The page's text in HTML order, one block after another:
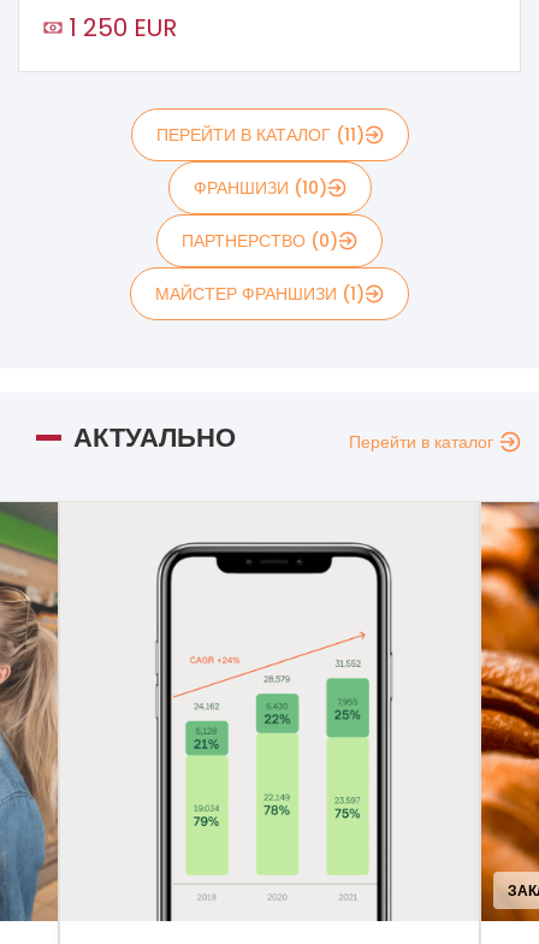
1 250 EUR
ПЕРЕЙТИ В КАТАЛОГ (11)
ФРАНШИЗИ (10)
ПАРТНЕРСТВО (0)
МАЙСТЕР ФРАНШИЗИ (1)
АКТУАЛЬНО Перейти в каталог
ЗАКЛАДИ ХАРЧУВАННЯ